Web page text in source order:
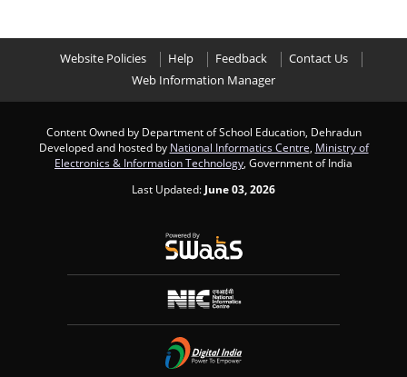
Website Policies Help Feedback
Contact Us
Web Information Manager
Content Owned by Department of School Education, Dehradun
Developed and hosted by National Informatics Centre Ministry of
Electronics & Information Technology , Government of India
Last Updated: June 03, 2026